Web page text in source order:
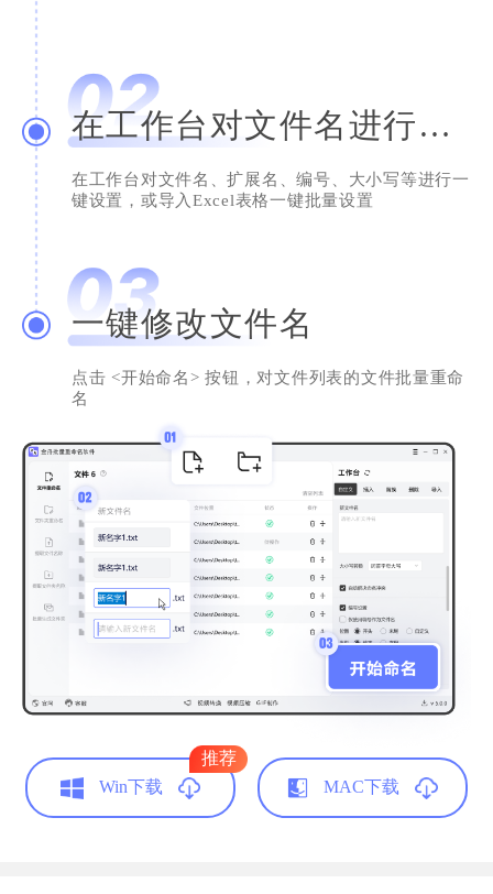
在工作台对文件名进行设置
在工作台对文件名、扩展名、编号、大小写等进行一
键设置，或导入Excel表格一键批量设置
一键修改文件名
点击 <开始命名> 按钮，对文件列表的文件批量重命
名
Win下载
推荐
MAC下载
简单的就是好用的
错，深得我心。换电脑了，我还是会继续使用
滴，给个赞！
Nicole
助理员
我是用来整理照片的，用它修改后的文件名看
上去太整洁了。试过很多软件，这个设计比较
简洁，希望开发者越做越好！
书山鸭梨大
网络支持